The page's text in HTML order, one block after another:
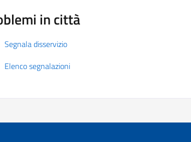
in città
Segnala disservizio
Elenco segnalazioni